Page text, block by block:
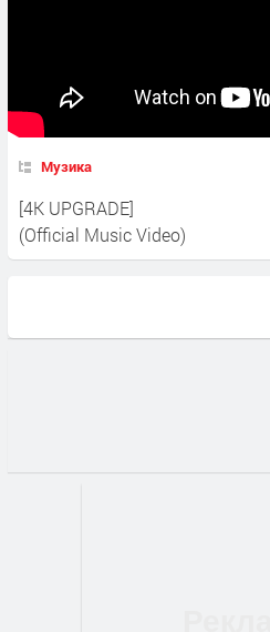
Музика
[4K UPGRADE]
(Official Music Video)